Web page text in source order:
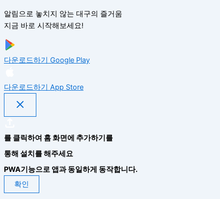
알림으로 놓치지 않는 대구의 즐거움
지금 바로 시작해보세요!
다운로드하기 Google Play
다운로드하기 App Store
를 클릭하여 홈 화면에 추가하기를
통해 설치를 해주세요
PWA기능으로 앱과 동일하게 동작합니다.
확인